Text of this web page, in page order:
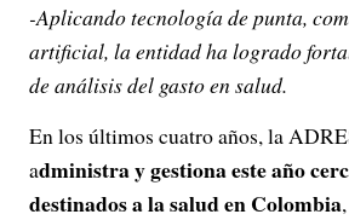
-Aplicando tecnología de punta,
artificial, la entidad ha logrado
de análisis del gasto en salud.
En los últimos cuatro años, la
administra y gestiona este año
destinados a la salud en Colombia